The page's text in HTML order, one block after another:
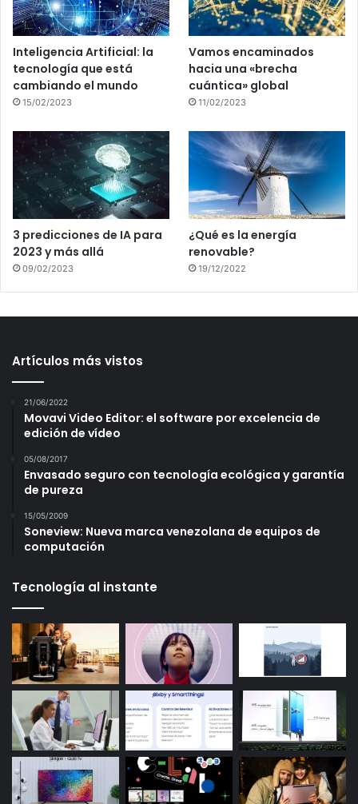
Inteligencia Artificial: la
tecnología que está
cambiando el mundo
15/02/2023
Vamos encaminados
hacia una «brecha
cuántica» global
11/02/2023
3 predicciones de IA para
2023 y más allá
09/02/2023
¿Qué es la energía
renovable?
19/12/2022
Artículos más vistos
21/06/2022
Movavi Video Editor: el software por excelencia de
edición de vídeo
05/08/2017
Envasado seguro con tecnología ecológica y garantía
de pureza
15/05/2009
Soneview: Nueva marca venezolana de equipos de
computación
Tecnología al instante